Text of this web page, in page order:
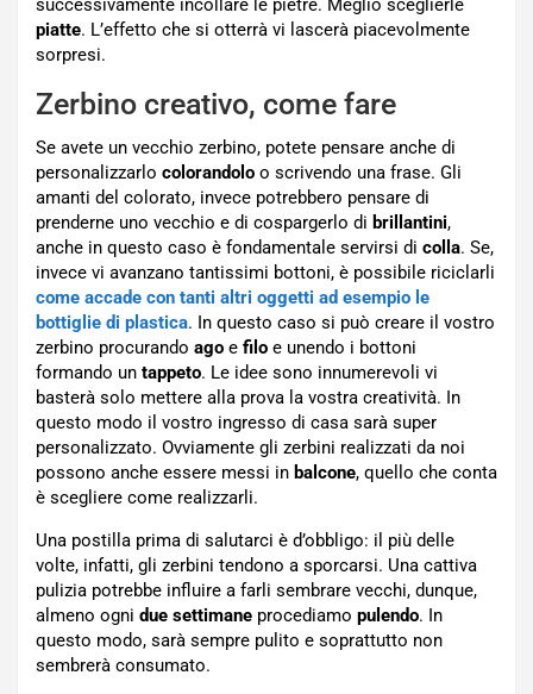
successivamente incollare le pietre. Meglio sceglierle
piatte. L’effetto che si otterrà vi lascerà piacevolmente
sorpresi.
Zerbino creativo, come fare
Se avete un vecchio zerbino, potete pensare anche di
personalizzarlo colorandolo o scrivendo una frase. Gli
amanti del colorato, invece potrebbero pensare di
prenderne uno vecchio e di cospargerlo di brillantini,
anche in questo caso è fondamentale servirsi di colla. Se,
invece vi avanzano tantissimi bottoni, è possibile riciclarli
come accade con tanti altri oggetti ad esempio le
bottiglie di plastica. In questo caso si può creare il vostro
zerbino procurando ago e filo e unendo i bottoni
formando un tappeto. Le idee sono innumerevoli vi
basterà solo mettere alla prova la vostra creatività. In
questo modo il vostro ingresso di casa sarà super
personalizzato. Ovviamente gli zerbini realizzati da noi
possono anche essere messi in balcone, quello che conta
è scegliere come realizzarli.
Una postilla prima di salutarci è d’obbligo: il più delle
volte, infatti, gli zerbini tendono a sporcarsi. Una cattiva
pulizia potrebbe influire a farli sembrare vecchi, dunque,
almeno ogni due settimane procediamo pulendo. In
questo modo, sarà sempre pulito e soprattutto non
sembrerà consumato.